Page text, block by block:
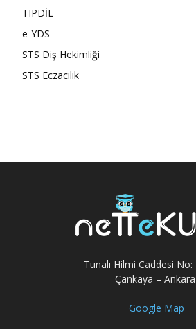
TIPDİL
e-YDS
STS Diş Hekimliği
STS Eczacılık
Tunalı Hilmi Caddesi
Çankaya – Ankara
Google Map